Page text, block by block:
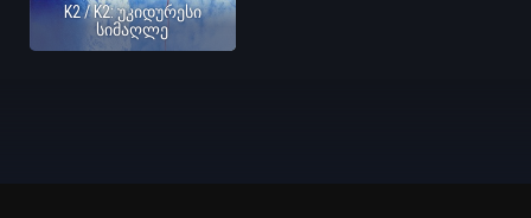
K2 / K2: უკიდურესი
სიმაღლე